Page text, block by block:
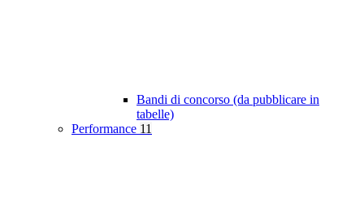
Bandi di concorso (da pubblicare in
tabelle)
Performance 11